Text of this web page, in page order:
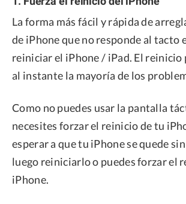
La forma más fácil y rápida de
de iPhone que no responde al tacto
reiniciar el iPhone / iPad. El reinicio
al instante la mayoría de los
Como no puedes usar la pantalla
necesites forzar el reinicio de tu
esperar a que tu iPhone se quede
luego reiniciarlo o puedes forzar el
iPhone.